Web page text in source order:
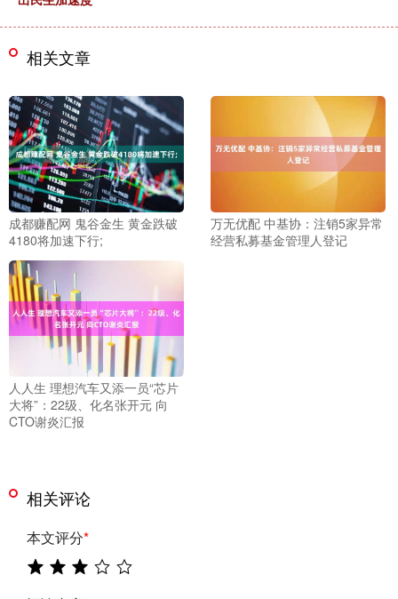
相关文章
成都赚配网 鬼谷金生 黄金跌破
4180将加速下行;
万无优配 中基协：注销5家异常
经营私募基金管理人登记
人人生 理想汽车又添一员“芯片
大将”：22级、化名张开元 向
CTO谢炎汇报
相关评论
本文评分*